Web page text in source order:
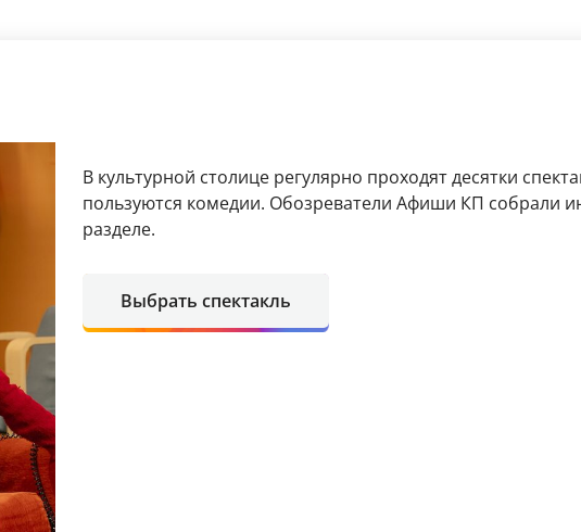
В культурной столице регулярно проходят десятки
пользуются комедии. Обозреватели Афиши КП собрали
разделе.
Выбрать спектакль